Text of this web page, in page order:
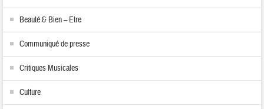
Beauté & Bien – Etre
Communiqué de presse
Critiques Musicales
Culture